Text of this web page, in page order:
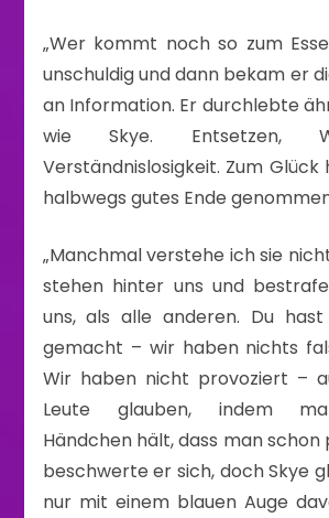
„Wer kommt noch so zum
unschuldig und dann bekam er
an Information. Er durchlebte
wie Skye. Entsetzen,
Verständnislosigkeit. Zum
halbwegs gutes Ende
„Manchmal verstehe ich sie
stehen hinter uns und
uns, als alle anderen. Du
gemacht – wir haben nichts
Wir haben nicht provoziert –
Leute glauben, indem
Händchen hält, dass man schon
beschwerte er sich, doch Skye
nur mit einem blauen Auge